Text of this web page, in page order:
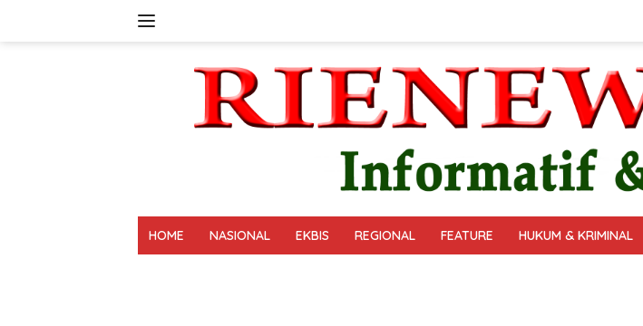
HOME NASIONAL EKBIS REGIONAL FEATURE HUKUM & KRIMINAL